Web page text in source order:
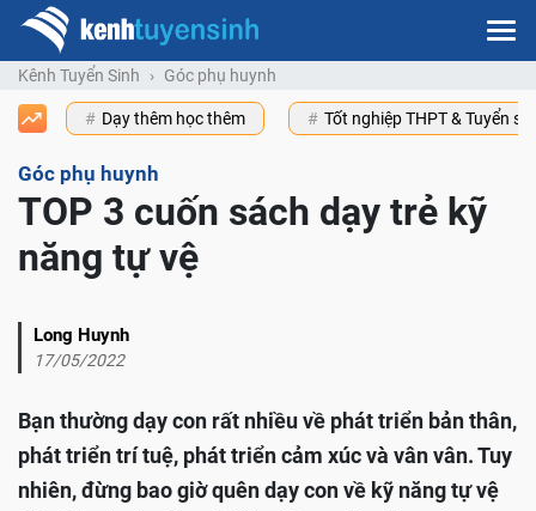
Kênh Tuyển Sinh Góc phụ huynh
Dạy thêm học thêm Tốt nghiệp THPT & Tuyển
Góc phụ huynh
TOP 3 cuốn sách dạy trẻ kỹ
năng tự vệ
Long Huynh
17/05/2022
Bạn thường dạy con rất nhiều về phát triển bản thân,
phát triển trí tuệ, phát triển cảm xúc và vân vân. Tuy
nhiên, đừng bao giờ quên dạy con về kỹ năng tự vệ